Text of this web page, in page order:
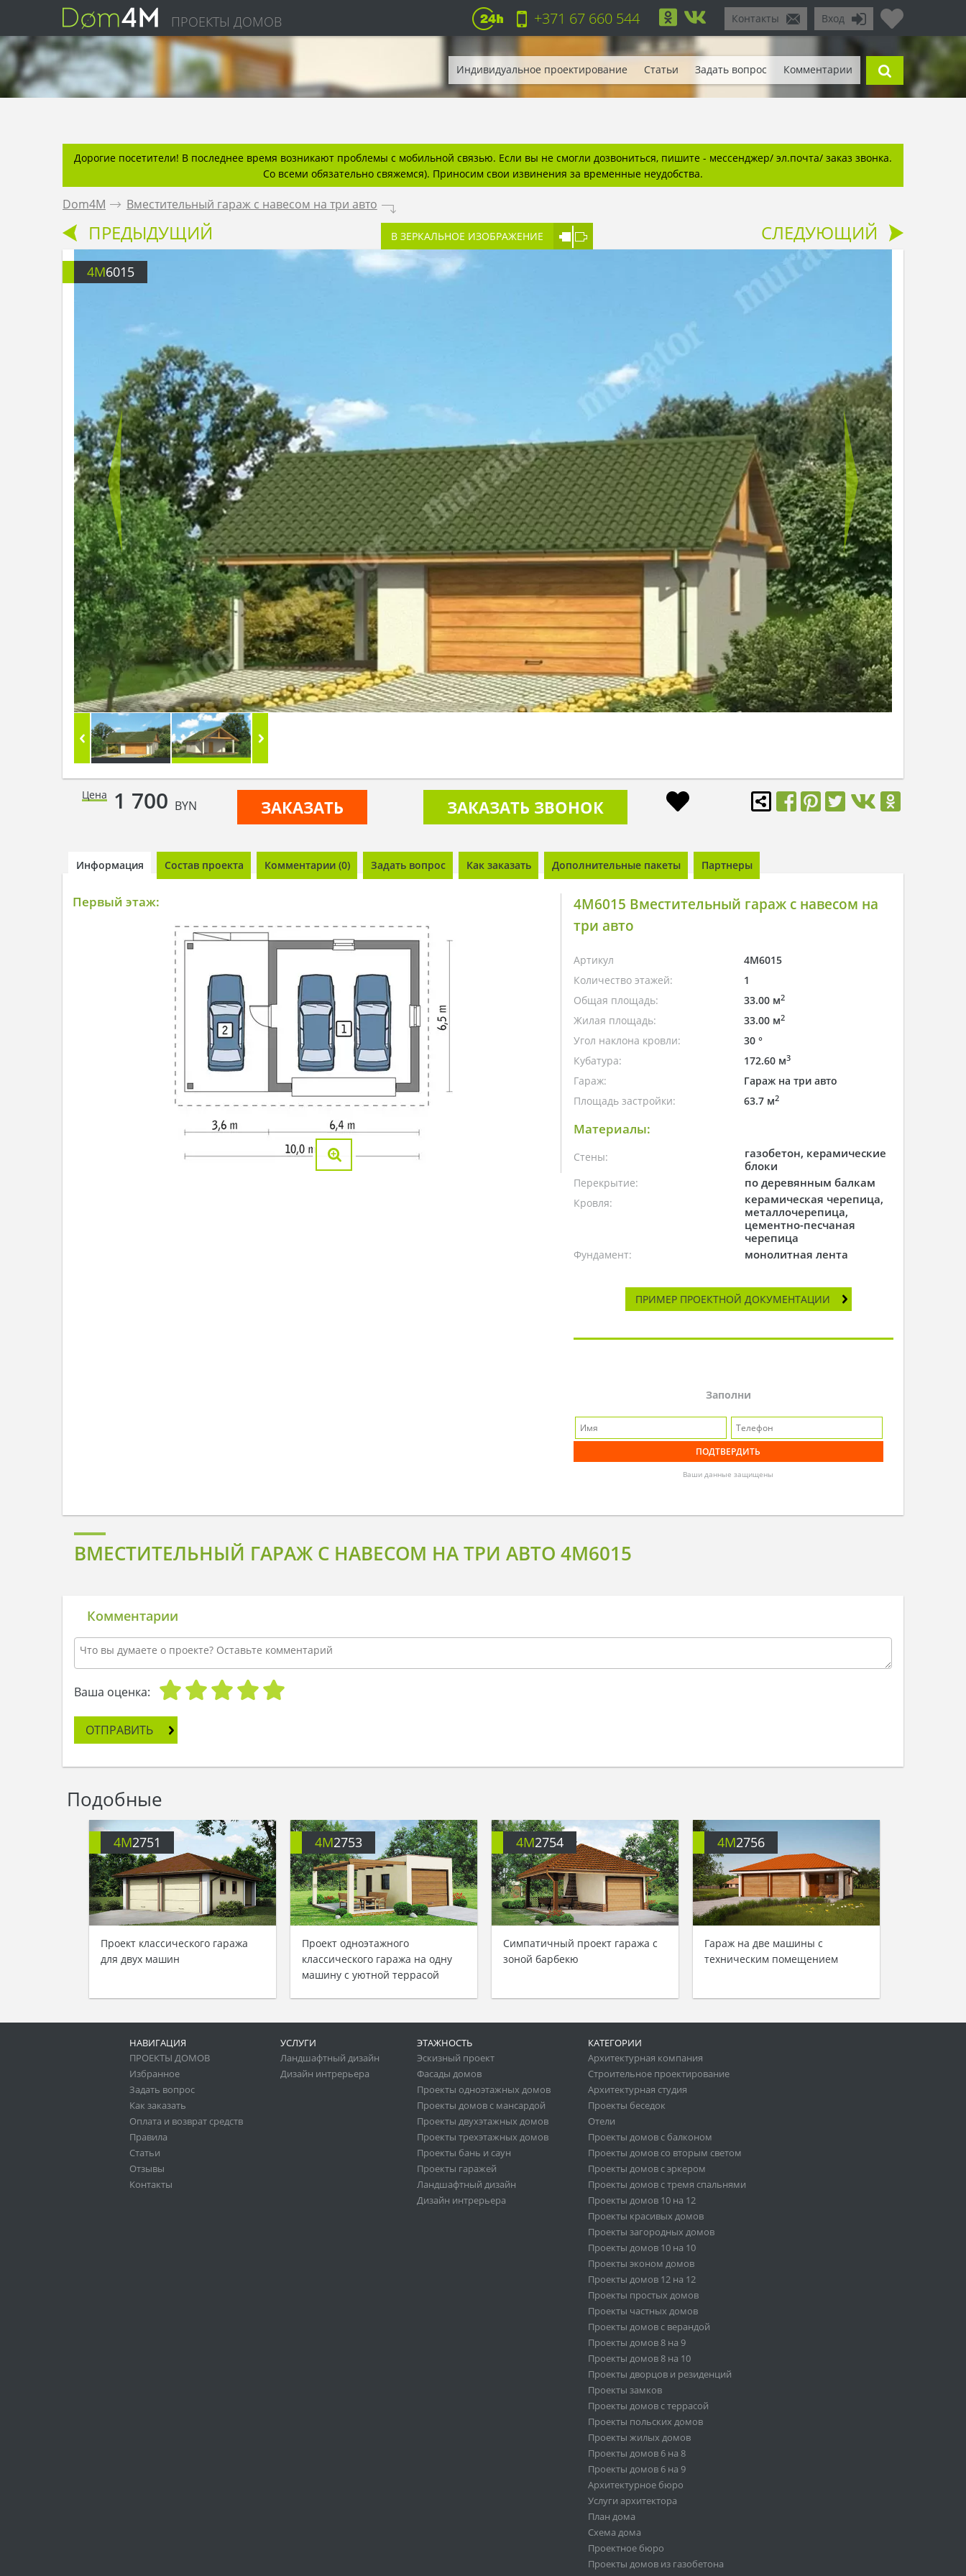
ПРОЕКТЫ ДОМОВ Вход
Контакты
+371 67 660 544
Индивидуальное проектирование Статьи Задать вопрос Комментарии
Дорогие посетители! В последнее время возникают проблемы с мобильной связью. Если вы не смогли дозвониться, пишите - мессенджер/ эл.почта/ заказ звонка.
Со всеми обязательно свяжемся). Приносим свои извинения за временные неудобства.
Dom4M . Вместительный гараж с навесом на три авто .
ПРЕДЫДУЩИЙ В ЗЕРКАЛЬНОЕ ИЗОБРАЖЕНИЕ СЛЕДУЮЩИЙ
4M6015
Цена 1 700 BYN ЗАКАЗАТЬ ЗАКАЗАТЬ ЗВОНОК
Информация Состав проекта Комментарии (0) Задать вопрос Как заказать Дополнительные пакеты Партнеры
Первый этаж:
4M6015 Вместительный гараж с навесом на
три авто
Артикул
4M6015
Количество этажей:
1
Общая площадь:
33.00 м2
Жилая площадь: 33.00 м2
Угол наклона кровли:
30 °
Кубатура:
172.60 м3
Гараж:
Гараж на три авто
Площадь застройки:
63.7 м2
Материалы:
Стены:
газобетон, керамические
блоки
Перекрытие: по деревянным балкам
Кровля:
керамическая черепица,
металлочерепица,
цементно-песчаная
черепица
Фундамент: монолитная лента
ПРИМЕР ПРОЕКТНОЙ ДОКУМЕНТАЦИИ
Заполни
Ваши данные защищены
ВМЕСТИТЕЛЬНЫЙ ГАРАЖ С НАВЕСОМ НА ТРИ АВТО 4M6015
Комментарии
Ваша оценка:
ОТПРАВИТЬ
Подобные
4M2751
Проект классического гаража
для двух машин
4M2753
Проект одноэтажного
классического гаража на одну
машину с уютной террасой
4M2754
Симпатичный проект гаража с
зоной барбекю
4M2756
Гараж на две машины с
техническим помещением
НАВИГАЦИЯ
ПРОЕКТЫ ДОМОВ
Избранное
Задать вопрос
Как заказать
Оплата и возврат средств
Правила
Статьи
Отзывы
Контакты
УСЛУГИ
Ландшафтный дизайн
Дизайн интрерьера
ЭТАЖНОСТЬ
Эскизный проект
Фасады домов
Проекты одноэтажных домов
Проекты домов с мансардой
Проекты двухэтажных домов
Проекты трехэтажных домов
Проекты бань и саун
Проекты гаражей
Ландшафтный дизайн
Дизайн интрерьера
КАТЕГОРИИ
Архитектурная компания
Строительное проектирование
Архитектурная студия
Проекты беседок
Отели
Проекты домов с балконом
Проекты домов со вторым светом
Проекты домов с эркером
Проекты домов с тремя спальнями
Проекты домов 10 на 12
Проекты красивых домов
Проекты загородных домов
Проекты домов 10 на 10
Проекты эконом домов
Проекты домов 12 на 12
Проекты простых домов
Проекты частных домов
Проекты домов с верандой
Проекты домов 8 на 9
Проекты домов 8 на 10
Проекты дворцов и резиденций
Проекты замков
Проекты домов с террасой
Проекты польских домов
Проекты жилых домов
Проекты домов 6 на 8
Проекты домов 6 на 9
Архитектурное бюро
Услуги архитектора
План дома
Схема дома
Проектное бюро
Проекты домов из газобетона